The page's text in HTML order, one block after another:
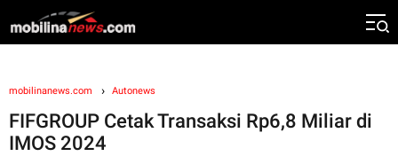
mobilinanews.com Autonews
FIFGROUP Cetak Transaksi Rp6,8 Miliar di
IMOS 2024